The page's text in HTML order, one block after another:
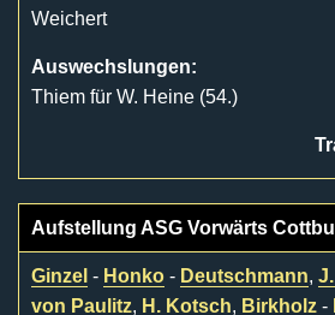
Weichert
Auswechslungen:
Thiem für W. Heine (54.)
Aufstellung ASG Vorwärts
Ginzel - Honko - Deutschmann,
von Paulitz, H. Kotsch, Birkholz -